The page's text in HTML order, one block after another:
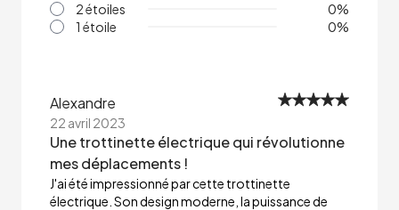
2 étoiles
0%
1 étoile
0%
Alexandre
22 avril 2023
Une trottinette électrique qui révolutionne
mes déplacements !
J'ai été impressionné par cette trottinette
électrique. Son design moderne, la puissance de